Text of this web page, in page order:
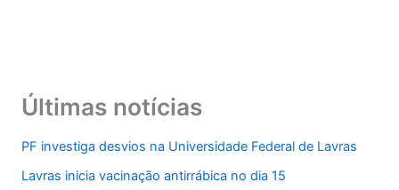
Últimas notícias
PF investiga desvios na Universidade Federal de Lavras
Lavras inicia vacinação antirrábica no dia 15